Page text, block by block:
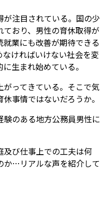
注目されている。国の少
おり、男性の育休取得が
業にも改善が期待できる
ければいけない社会を変
生まれ始めている。
ってきている。そこで気
事情ではないだろうか。
のある地方公務員男性に
び仕事上での工夫は何
か…リアルな声を紹介して